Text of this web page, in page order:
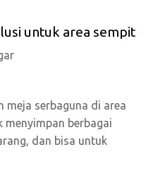
untuk area sempit
meja serbaguna di area
menyimpan berbagai
dan bisa untuk